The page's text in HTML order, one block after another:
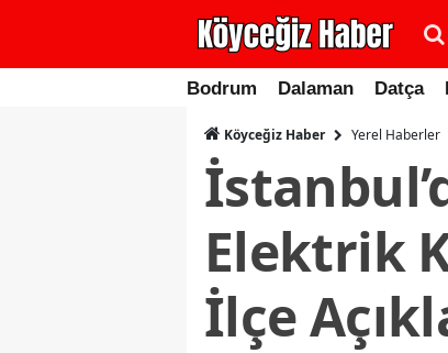
Bodrum Dalaman Datça
Köyceğiz Haber Yerel Haberler
Elektrik
İlçe